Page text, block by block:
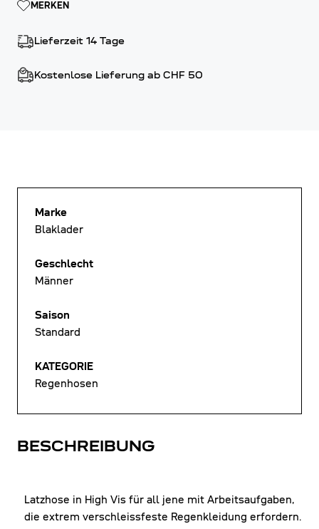
MERKEN
Lieferzeit 14 Tage
Kostenlose Lieferung ab CHF 50
BESCHREIBUNG
Latzhose in High Vis für all jene mit Arbeitsaufgaben,
die extrem verschleissfeste Regenkleidung erfordern.
Marke
Blaklader
Geschlecht
Männer
Saison
Standard
KATEGORIE
Regenhosen